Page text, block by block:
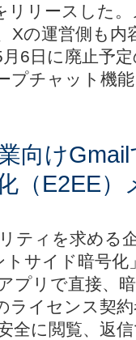
リリースした
Xの運営側も内
6日に廃止予
プチャット機
向け
（E2EE
ティを求める
サイド暗号化
プリで直接、
ライセンス契
全に閲覧、返